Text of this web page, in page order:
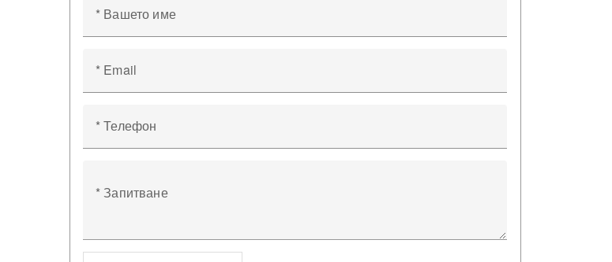
* Вашето име
* Email
* Телефон
* Запитване